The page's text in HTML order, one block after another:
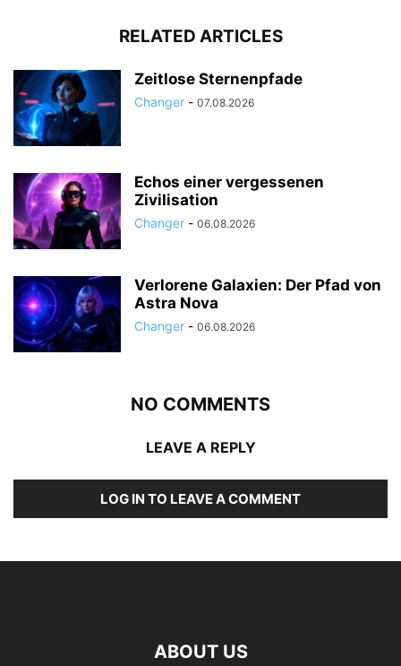
RELATED ARTICLES
Zeitlose Sternenpfade
Changer - 07.08.2026
Echos einer vergessenen
Zivilisation
Changer - 06.08.2026
Verlorene Galaxien: Der Pfad von
Astra Nova
Changer - 06.08.2026
NO COMMENTS
LEAVE A REPLY
LOG IN TO LEAVE A COMMENT
ABOUT US